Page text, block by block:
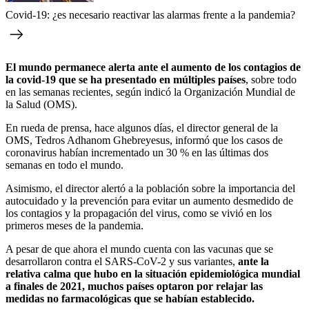
Covid-19: ¿es necesario reactivar las alarmas frente a la pandemia?
El mundo permanece alerta ante el aumento de los contagios de
la covid-19 que se ha presentado en múltiples países, sobre todo
en las semanas recientes, según indicó la Organización Mundial de
la Salud (OMS).
En rueda de prensa, hace algunos días, el director general de la
OMS, Tedros Adhanom Ghebreyesus, informó que los casos de
coronavirus habían incrementado un 30 % en las últimas dos
semanas en todo el mundo.
Asimismo, el director alertó a la población sobre la importancia del
autocuidado y la prevención para evitar un aumento desmedido de
los contagios y la propagación del virus, como se vivió en los
primeros meses de la pandemia.
A pesar de que ahora el mundo cuenta con las vacunas que se
desarrollaron contra el SARS-CoV-2 y sus variantes, ante la
relativa calma que hubo en la situación epidemiológica mundial
a finales de 2021, muchos países optaron por relajar las
medidas no farmacológicas que se habían establecido.